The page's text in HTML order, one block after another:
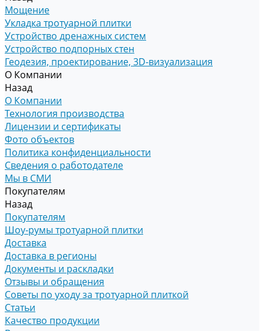
Мощение
Укладка тротуарной плитки
Устройство дренажных систем
Устройство подпорных стен
Геодезия, проектирование, 3D-визуализация
О Компании
Назад
О Компании
Технология производства
Лицензии и сертификаты
Фото объектов
Политика конфиденциальности
Сведения о работодателе
Мы в СМИ
Покупателям
Назад
Покупателям
Шоу-румы тротуарной плитки
Доставка
Доставка в регионы
Документы и раскладки
Отзывы и обращения
Советы по уходу за тротуарной плиткой
Статьи
Качество продукции